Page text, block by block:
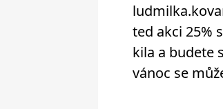
ted akci 25%
kila a budete
vánoc se